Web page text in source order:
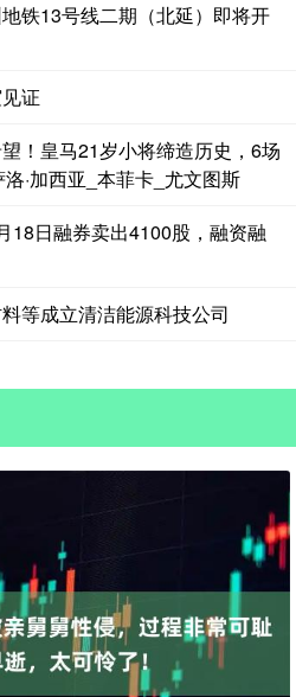
铁13号线二期（北延）即将开
证
！皇马21岁小将缔造历史，6场
·加西亚_本菲卡_尤文图斯
18日融券卖出4100股，融资融
等成立清洁能源科技公司